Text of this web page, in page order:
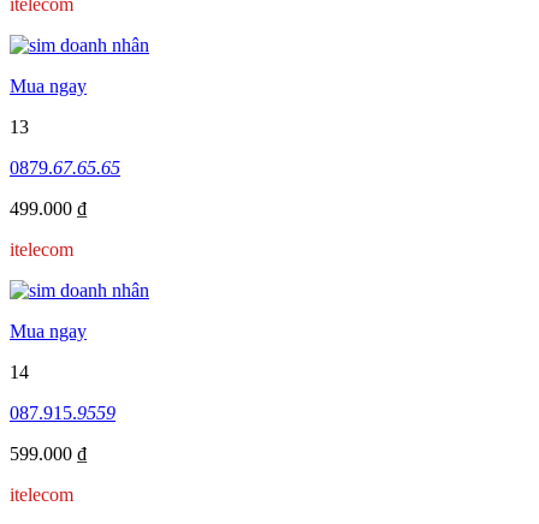
Mua ngay
13
0879.67.65.65
499.000 ₫
itelecom
Mua ngay
14
087.915.9559
599.000 ₫
itelecom